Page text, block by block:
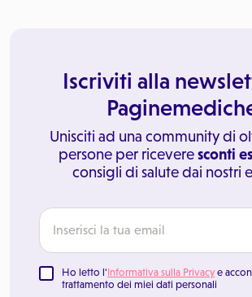
Iscriviti alla
Unisciti ad una community di
persone per riceveresconti
consigli di salute dai nostri
Ho letto l'Informativa sulla Privacy e
trattamento dei miei dati personali